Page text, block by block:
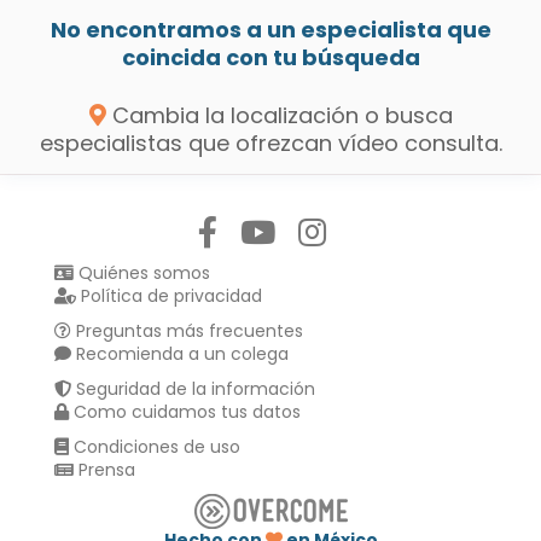
No encontramos a un especialista que
coincida con tu búsqueda
Cambia la localización o busca
especialistas que ofrezcan vídeo consulta.
Quiénes somos
Política de privacidad
Preguntas más frecuentes
Recomienda a un colega
Seguridad de la información
Como cuidamos tus datos
Condiciones de uso
Prensa